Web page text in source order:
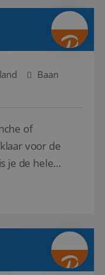
...
Baan
of
voor de
je de hele
er in de
te